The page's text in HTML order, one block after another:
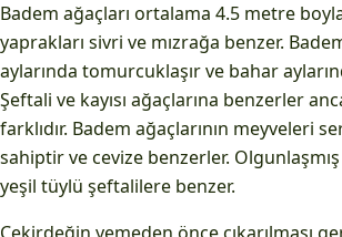
Badem ağaçları ortalama 4.5 metre
yaprakları sivri ve mızrağa benzer.
aylarında tomurcuklaşır ve bahar
Şeftali ve kayısı ağaçlarına benzerler
farklıdır. Badem ağaçlarının meyveleri
sahiptir ve cevize benzerler.
yeşil tüylü şeftalilere benzer.